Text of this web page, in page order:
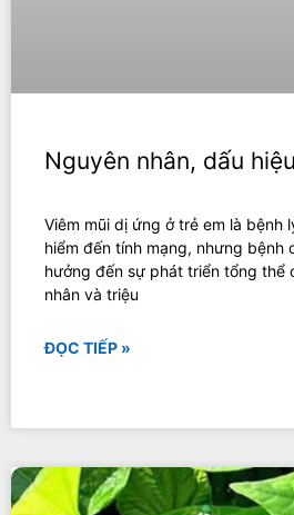
Nguyên nhân, dấu
Viêm mũi dị ứng ở trẻ em là
hiểm đến tính mạng, nhưng bệnh
hưởng đến sự phát triển tổng thể
nhân và triệu
ĐỌC TIẾP »